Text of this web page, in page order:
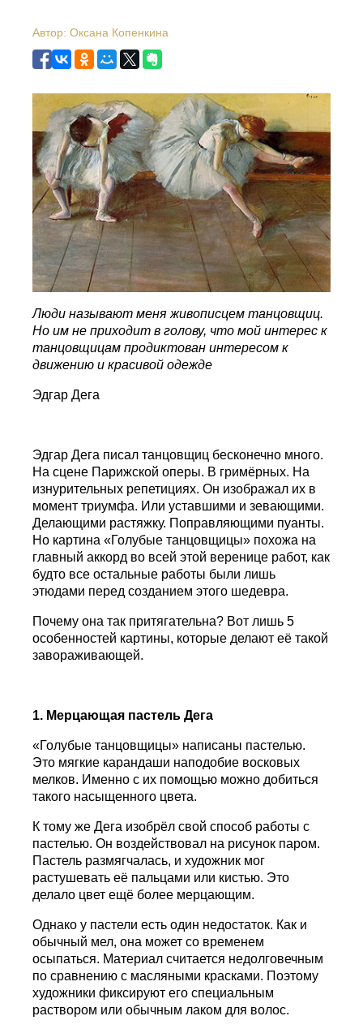
Автор: Оксана Копенкина
Люди называют меня живописцем танцовщиц.
Но им не приходит в голову, что мой интерес к
танцовщицам продиктован интересом к
движению и красивой одежде
Эдгар Дега
Эдгар Дега писал танцовщиц бесконечно много.
На сцене Парижской оперы. В гримёрных. На
изнурительных репетициях. Он изображал их в
момент триумфа. Или уставшими и зевающими.
Делающими растяжку. Поправляющими пуанты.
Но картина «Голубые танцовщицы» похожа на
главный аккорд во всей этой веренице работ, как
будто все остальные работы были лишь
этюдами перед созданием этого шедевра.
Почему она так притягательна? Вот лишь 5
особенностей картины, которые делают её такой
завораживающей.
1. Мерцающая пастель Дега
«Голубые танцовщицы» написаны пастелью.
Это мягкие карандаши наподобие восковых
мелков. Именно с их помощью можно добиться
такого насыщенного цвета.
К тому же Дега изобрёл свой способ работы с
пастелью. Он воздействовал на рисунок паром.
Пастель размягчалась, и художник мог
растушевать её пальцами или кистью. Это
делало цвет ещё более мерцающим.
Однако у пастели есть один недостаток. Как и
обычный мел, она может со временем
осыпаться. Материал считается недолговечным
по сравнению с масляными красками. Поэтому
художники фиксируют его специальным
раствором или обычным лаком для волос.